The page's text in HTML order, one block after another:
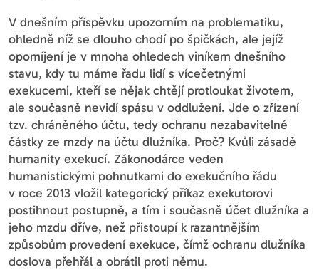
V dnešním příspěvku upozorním na problematiku,
ohledně níž se dlouho chodí po špičkách, ale jejíž
opomíjení je v mnoha ohledech viníkem dnešního
stavu, kdy tu máme řadu lidí s vícečetnými
exekucemi, kteří se nějak chtějí protloukat životem,
ale současně nevidí spásu v oddlužení. Jde o zřízení
tzv. chráněného účtu, tedy ochranu nezabavitelné
částky ze mzdy na účtu dlužníka. Proč? Kvůli zásadě
humanity exekucí. Zákonodárce veden
humanistickými pohnutkami do exekučního řádu
v roce 2013 vložil kategorický příkaz exekutorovi
postihnout postupně, a tím i současně účet dlužníka a
jeho mzdu dříve, než přistoupí k razantnějším
způsobům provedení exekuce, čímž ochranu dlužníka
doslova přehřál a obrátil proti němu.